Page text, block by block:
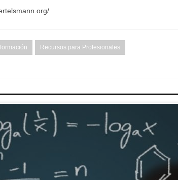
Recursos para Profesionales